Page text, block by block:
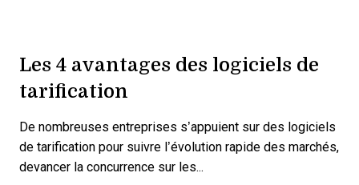
Les 4 avantages des logiciels de
tarification
De nombreuses entreprises s’appuient sur des logiciels
de tarification pour suivre l’évolution rapide des marchés,
devancer la concurrence sur les...